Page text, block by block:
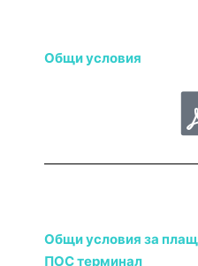
Общи условия
Общи условия за
ПОС терминал